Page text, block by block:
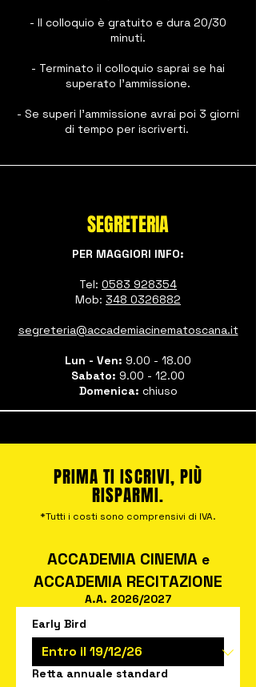
- Il colloquio è gratuito e dura 20/30
minuti.
- Terminato il colloquio saprai se hai
superato l'ammissione.
- Se superi l'ammissione avrai poi 3 giorni
di tempo per iscriverti.
SEGRETERIA
PER MAGGIORI INFO:
Tel: 0583 928354
Mob: 348 0326882
segreteria@accademiacinematoscana.it
Lun - Ven: 9.00 - 18.00
Sabato: 9.00 - 12.00
Domenica: chiuso
PRIMA TI ISCRIVI, PIÙ
RISPARMI.
*Tutti i costi sono comprensivi di IVA.
ACCADEMIA CINEMA e
ACCADEMIA RECITAZIONE
A.A. 2026/2027
Early Bird
Retta annuale standard